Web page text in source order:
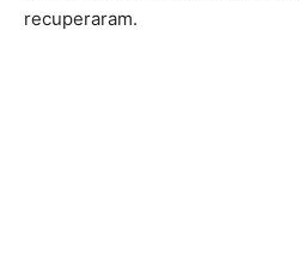
recuperaram.